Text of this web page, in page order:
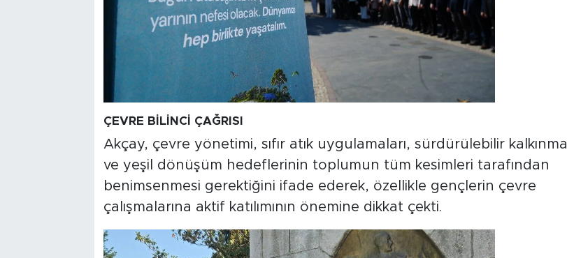
ÇEVRE BİLİNCİ ÇAĞRISI
Akçay, çevre yönetimi, sıfır atık uygulamaları, sürdürülebilir kalkınma
ve yeşil dönüşüm hedeflerinin toplumun tüm kesimleri tarafından
benimsenmesi gerektiğini ifade ederek, özellikle gençlerin çevre
çalışmalarına aktif katılımının önemine dikkat çekti.